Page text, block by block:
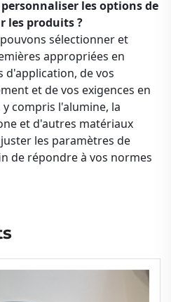
les options de
les produits ?
sélectionner et
appropriées en
d'application, de vos
et de vos exigences en
compris l'alumine, la
et d'autres matériaux
les paramètres de
de répondre à vos normes